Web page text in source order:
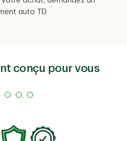
auto TD.
conçu pour vous